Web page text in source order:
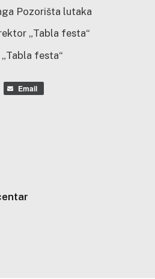
Pozorišta lutaka
„Tabla festa“
festa“
Email